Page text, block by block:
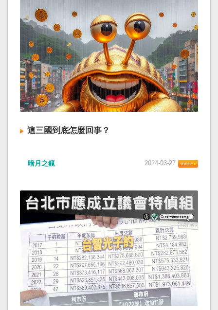
這三國到底怎麼回事？
暗月之鏡 2024-03-27